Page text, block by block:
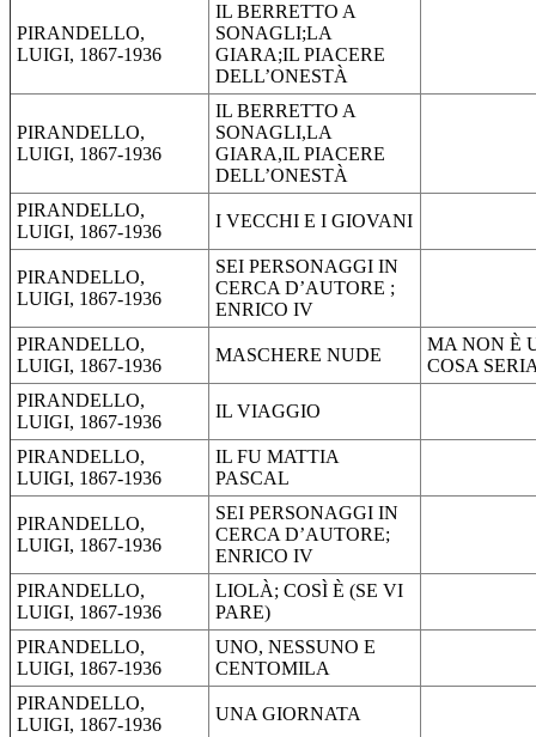
PIRANDELLO,
LUIGI, 1867-1936
IL BERRETTO A
SONAGLI;LA
GIARA;IL PIACERE
DELL’ONESTÀ
PIRANDELLO,
LUIGI, 1867-1936
IL BERRETTO A
SONAGLI,LA
GIARA,IL PIACERE
DELL’ONESTÀ
PIRANDELLO,
LUIGI, 1867-1936
I VECCHI E I GIOVANI
PIRANDELLO,
LUIGI, 1867-1936
SEI PERSONAGGI IN
CERCA D’AUTORE ;
ENRICO IV
PIRANDELLO,
LUIGI, 1867-1936
MASCHERE NUDE
MA NON È
COSA
PIRANDELLO,
LUIGI, 1867-1936
IL VIAGGIO
PIRANDELLO,
LUIGI, 1867-1936
IL FU MATTIA
PASCAL
PIRANDELLO,
LUIGI, 1867-1936
SEI PERSONAGGI IN
CERCA D’AUTORE;
ENRICO IV
PIRANDELLO,
LUIGI, 1867-1936
LIOLÀ; COSÌ È (SE VI
PARE)
PIRANDELLO,
LUIGI, 1867-1936
UNO, NESSUNO E
CENTOMILA
PIRANDELLO,
LUIGI, 1867-1936
UNA GIORNATA